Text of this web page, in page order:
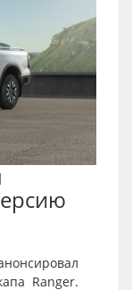
Ranger.